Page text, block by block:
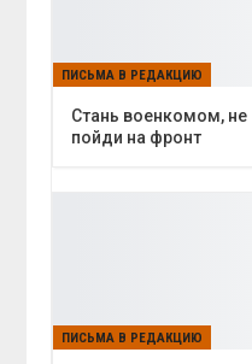
ПИСЬМА В РЕДАКЦИЮ
Cтань военкомом, не
пойди на фронт
ПИСЬМА В РЕДАКЦИЮ